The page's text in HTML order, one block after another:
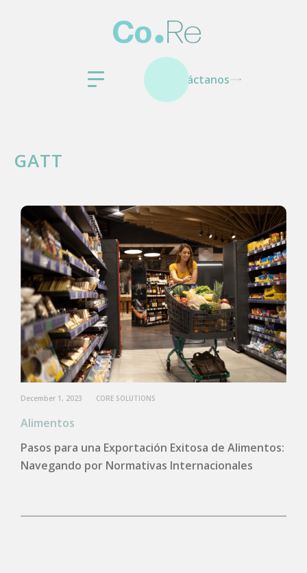
Contáctanos
GATT
December 1, 2023 CORE SOLUTIONS
Alimentos
Pasos para una Exportación Exitosa de Alimentos:
Navegando por Normativas Internacionales